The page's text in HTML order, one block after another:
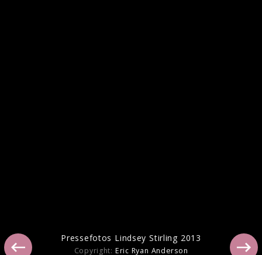
Pressefotos Lindsey Stirling 2013
Copyright: Eric Ryan Anderson